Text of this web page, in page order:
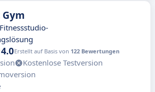
4.0Erstellt auf Basis von 122 Bewertungen
Kostenlose Testversion